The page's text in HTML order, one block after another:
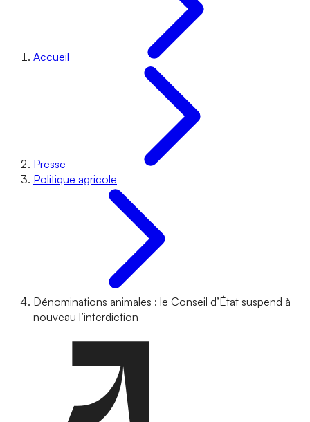
Accueil
Presse
Politique agricole
Dénominations animales : le Conseil d’État suspend à
nouveau l’interdiction